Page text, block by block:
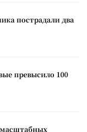
пострадали два
превысило 100